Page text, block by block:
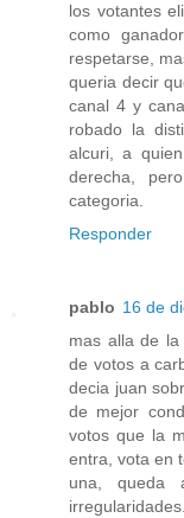
los votantes
como
respetarse,
queria decir
canal 4 y
robado la
alcuri, a
derecha,
categoria.
Responder
pablo 16 de
mas alla de
de votos a
decia juan
de mejor
votos que la
entra, vota en
una, queda